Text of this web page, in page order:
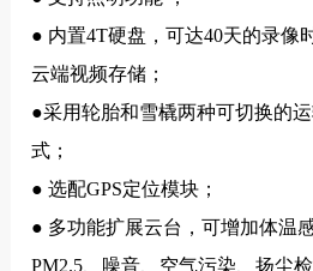
● 内置4T硬盘，可达40天的录像
云端视频存储；
●采用轮胎和雪橇两种可切换的
式；
● 选配GPS定位模块；
● 多功能扩展云台，可增加体温
PM2.5、噪音、空气污染、扬尘